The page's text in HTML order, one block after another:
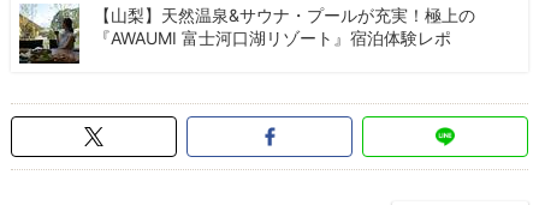
【山梨】天然温泉&サウナ・プールが充実！極上の
『AWAUMI 富士河口湖リゾート』宿泊体験レポ